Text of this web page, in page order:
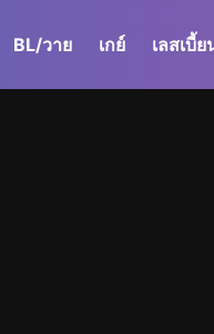
BL/วาย เกย์ เลสเบี้ย